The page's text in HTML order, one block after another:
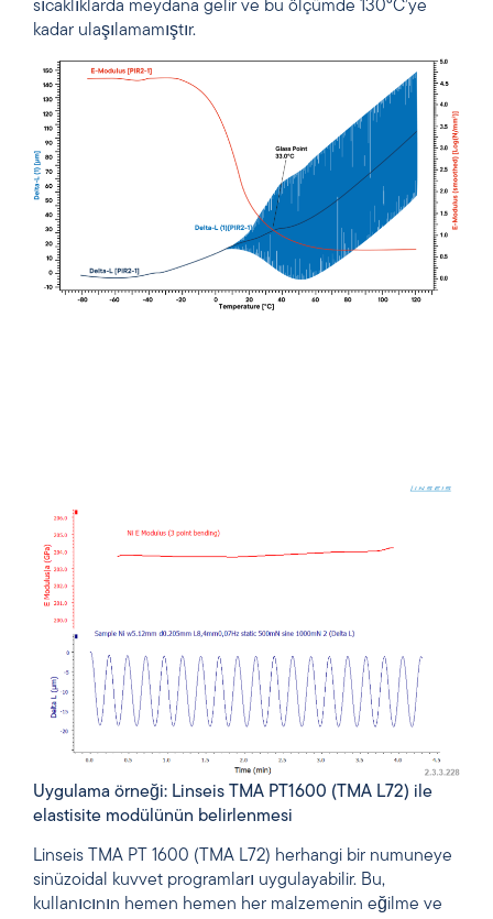
sıcaklıklarda meydana gelir ve bu ölçümde 130°C’ye
kadar ulaşılamamıştır.
Uygulama örneği: Linseis TMA PT1600 (TMA L72) ile
elastisite modülünün belirlenmesi
Linseis TMA PT 1600 (TMA L72) herhangi bir numuneye
sinüzoidal kuvvet programları uygulayabilir. Bu,
kullanıcının hemen hemen her malzemenin eğilme ve